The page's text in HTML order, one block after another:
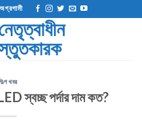
খবর
স্বচ্ছ পর্দার দাম কত?